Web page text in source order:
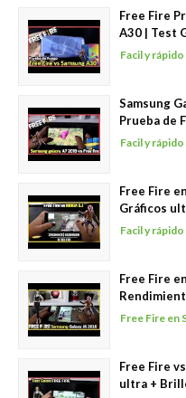
Free Fire
A30 | Test
Facil y rápido
Samsung
Prueba de
Facil y rápido
Free Fire
Gráficos
Facil y rápido
Free Fire
Free Fire en
Free Fire
ultra +